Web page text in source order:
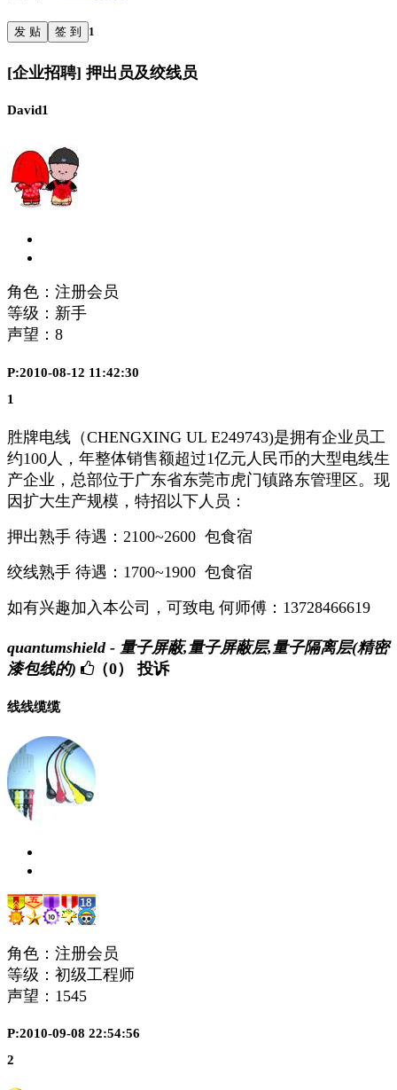
发 贴 签 到 1
[企业招聘] 押出员及绞线员
David1
角色：注册会员
等级：新手
声望： 8
P:2010-08-12 11:42:30
1
胜牌电线（CHENGXING UL E249743)是拥有企业员工
约100人，年整体销售额超过1亿元人民币的大型电线生
产企业，总部位于广东省东莞市虎门镇路东管理区。现
因扩大生产规模，特招以下人员：
押出熟手 待遇：2100~2600 包食宿
绞线熟手 待遇：1700~1900 包食宿
如有兴趣加入本公司，可致电 何师傅：13728466619
quantumshield - 量子屏蔽,量子屏蔽层,量子隔离层(精密
漆包线的)
（0） 投诉
线线缆缆
角色：注册会员
等级：初级工程师
声望： 1545
P:2010-09-08 22:54:56
2